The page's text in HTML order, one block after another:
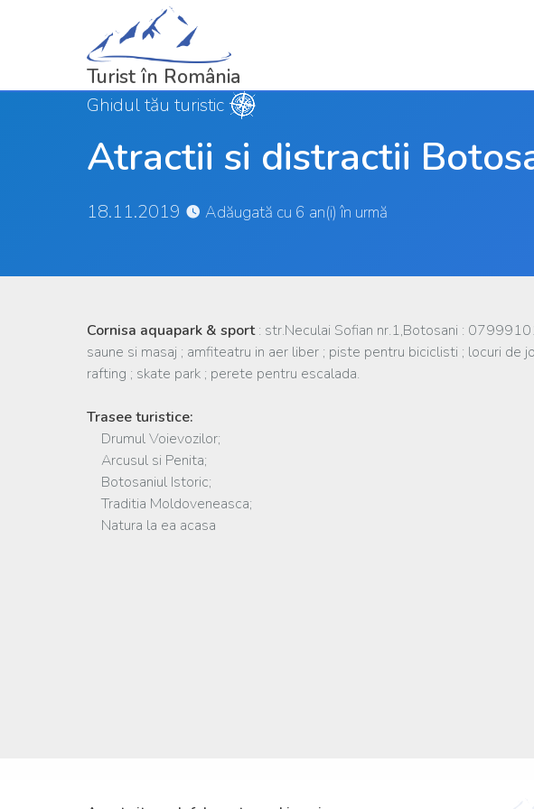
Turist în România
Ghidul tău turistic
Atractii si distractii
18.11.2019 Adăugată cu 6 an(i) în urmă
Cornisa aquapark & sport: str.Neculai Sofian nr.1,Botosani :
saune si masaj ; amfiteatru in aer liber ; piste pentru biciclisti ; locuri
rafting ; skate park ; perete pentru escalada.
Trasee turistice:
Drumul Voievozilor;
Arcusul si Penita;
Botosaniul Istoric;
Traditia Moldoveneasca;
Natura la ea acasa